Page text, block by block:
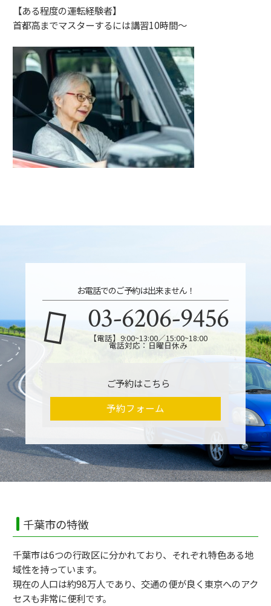
【ある程度の運転経験者】
首都高までマスターするには講習10時間～
お電話でのご予約は出来ません！
03-6206-9456
【電話】9:00~13:00／15:00~18:00
電話対応：日曜日休み
ご予約はこちら
予約フォーム
千葉市の特徴
千葉市は6つの行政区に分かれており、それぞれ特色ある地
域性を持っています。
現在の人口は約98万人であり、交通の便が良く東京へのアク
セスも非常に便利です。